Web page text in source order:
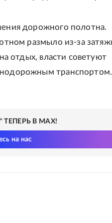
дорожного полотна.
размыло из-за
отдых, власти советуют
транспортом.
В MAX!
на нас